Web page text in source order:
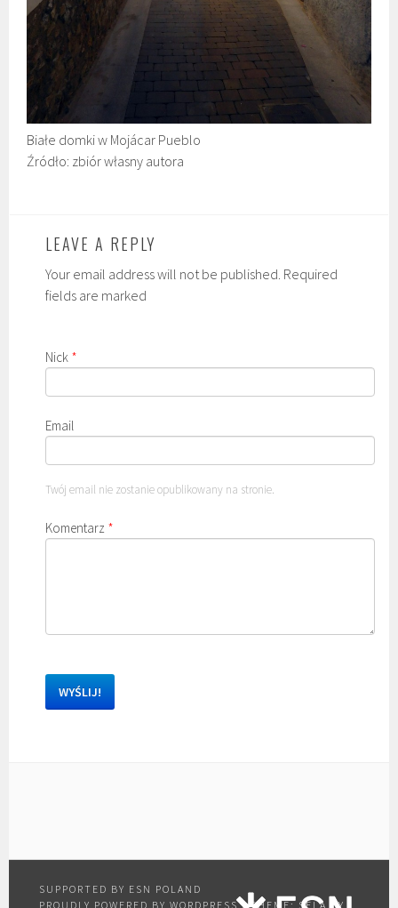
Białe domki w Mojácar Pueblo
Źródło: zbiór własny autora
LEAVE A REPLY
Your email address will not be published. Required
fields are marked
Nick *
Email
Twój email nie zostanie opublikowany na stronie.
Komentarz *
PROUDLY POWERED BY WORDPRESS |THEME: SELA BY